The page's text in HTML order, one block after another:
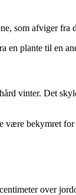
som afviger fra
plante til en
vinter. Det
være bekymret for
over